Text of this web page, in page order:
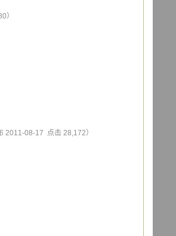
）
2011-08-17 点击 28,172）